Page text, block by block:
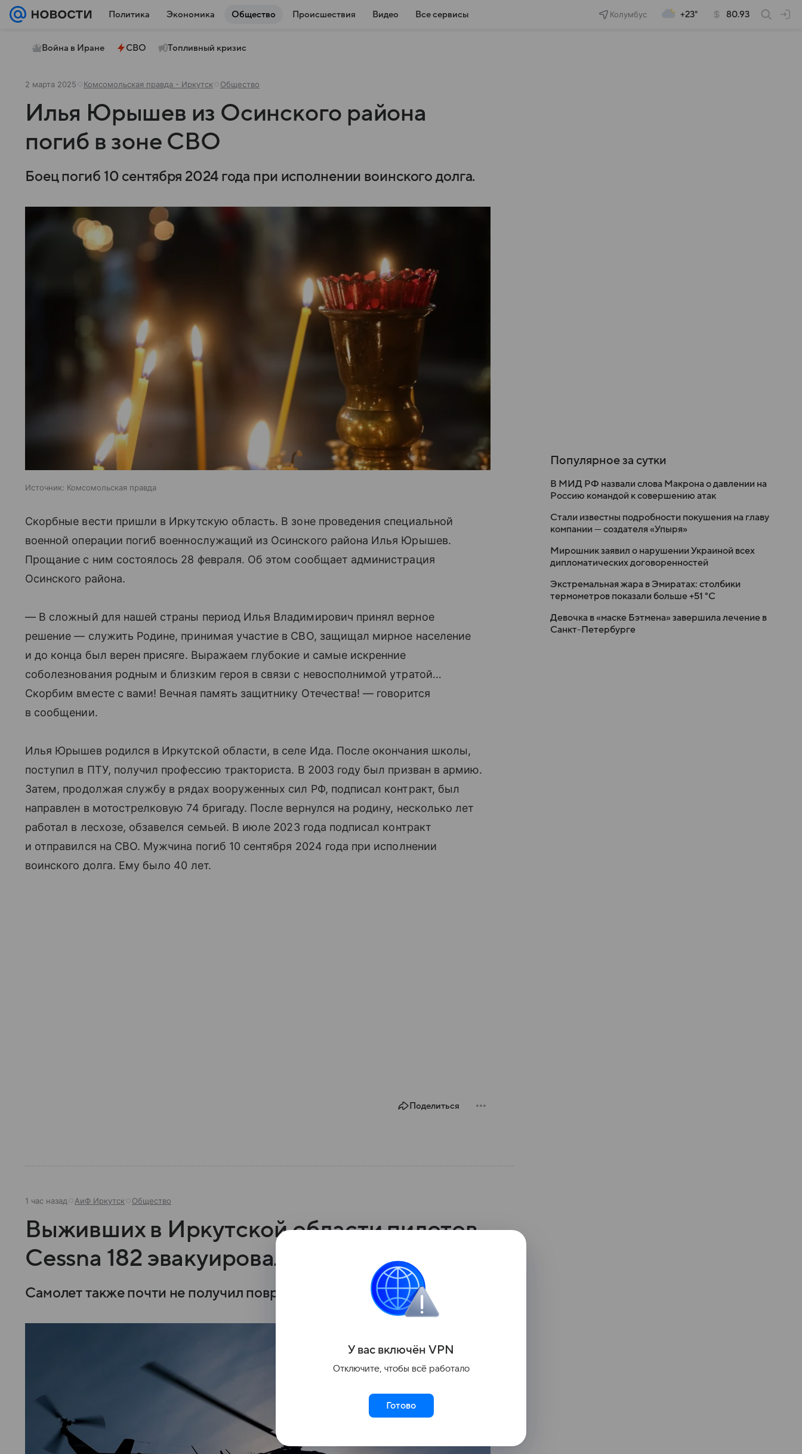
Политика Экономика Общество Происшествия Видео Все сервисы Колумбус +23° 80.93
Война в Иране СВО Топливный кризис
2 марта 2025 Комсомольская правда - Иркутск Общество
Илья Юрышев из Осинского района
погиб в зоне СВО
Боец погиб 10 сентября 2024 года при исполнении воинского долга.
Источник: Комсомольская правда
Скорбные вести пришли в Иркутскую область. В зоне проведения специальной
военной операции погиб военнослужащий из Осинского района Илья Юрышев.
Прощание с ним состоялось 28 февраля. Об этом сообщает администрация
Осинского района.
— В сложный для нашей страны период Илья Владимирович принял верное
решение — служить Родине, принимая участие в СВО, защищал мирное население
и до конца был верен присяге. Выражаем глубокие и самые искренние
соболезнования родным и близким героя в связи с невосполнимой утратой…
Скорбим вместе с вами! Вечная память защитнику Отечества! — говорится
в сообщении.
Илья Юрышев родился в Иркутской области, в селе Ида. После окончания школы,
поступил в ПТУ, получил профессию тракториста. В 2003 году был призван в армию.
Затем, продолжая службу в рядах вооруженных сил РФ, подписал контракт, был
направлен в мотострелковую 74 бригаду. После вернулся на родину, несколько лет
работал в лесхозе, обзавелся семьей. В июле 2023 года подписал контракт
и отправился на СВО. Мужчина погиб 10 сентября 2024 года при исполнении
воинского долга. Ему было 40 лет.
Поделиться
1 час назад АиФ Иркутск Общество
Выживших в Иркутской области пилотов
Cessna 182 эвакуировали
Самолет также почти не получил повреждений.
Популярное за сутки
В МИД РФ назвали слова Макрона о давлении на
Россию командой к совершению атак
Стали известны подробности покушения на главу
компании — создателя «Упыря»
Мирошник заявил о нарушении Украиной всех
дипломатических договоренностей
Экстремальная жара в Эмиратах: столбики
термометров показали больше +51 °C
Девочка в «маске Бэтмена» завершила лечение в
Санкт-Петербурге
У вас включён VPN
Отключите, чтобы всё работало
Готово